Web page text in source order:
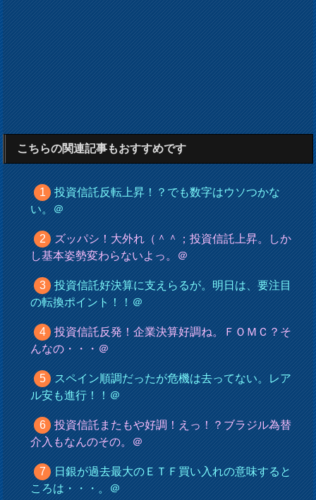
こちらの関連記事もおすすめです
投資信託反転上昇！？でも数字はウソつかな
い。＠
ズッパシ！大外れ（＾＾；投資信託上昇。しか
し基本姿勢変わらないよっ。＠
投資信託好決算に支えらるが。明日は、要注目
の転換ポイント！！＠
投資信託反発！企業決算好調ね。ＦＯＭＣ？そ
んなの・・・＠
スペイン順調だったが危機は去ってない。レア
ル安も進行！！＠
投資信託またもや好調！えっ！？ブラジル為替
介入もなんのその。＠
日銀が過去最大のＥＴＦ買い入れの意味すると
ころは・・・。＠